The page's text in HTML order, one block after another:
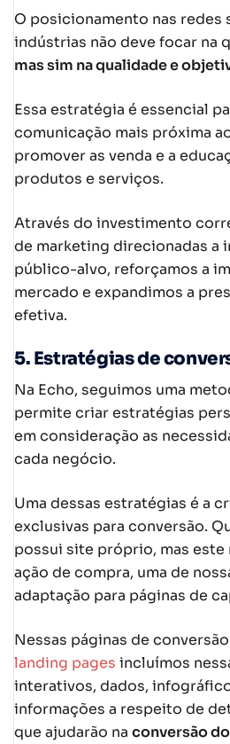
O posicionamento nas redes
indústrias não deve focar na
mas sim na qualidade e
Essa estratégia é essencial
comunicação mais próxima
promover as venda e a
produtos e serviços.
Através do investimento
de marketing direcionadas a
público-alvo, reforçamos a
mercado e expandimos a
efetiva.
5. Estratégias de
Na Echo, seguimos uma
permite criar estratégias
em consideração as
cada negócio.
Uma dessas estratégias é a
exclusivas para conversão.
possui site próprio, mas este
ação de compra, uma de
adaptação para páginas de
Nessas páginas de
landing pages incluímos
interativos, dados,
informações a respeito de
que ajudarão na conversão